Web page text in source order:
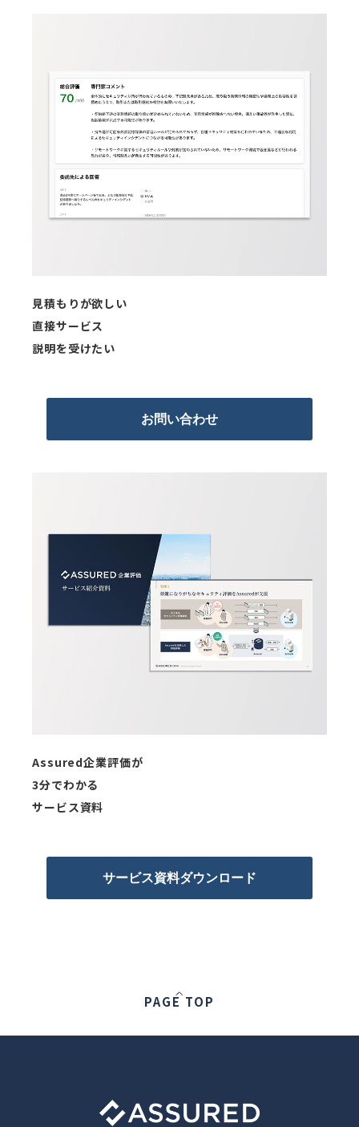
見積もりが欲しい
直接サービス
説明を受けたい
お問い合わせ
Assured企業評価が
3分でわかる
サービス資料
サービス資料ダウンロード
PAGE TOP